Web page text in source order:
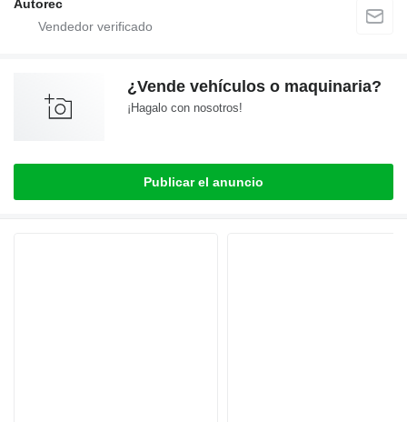
Autorec
¿Vende vehículos o maquinaria?
¡Hagalo con nosotros!
Publicar el anuncio